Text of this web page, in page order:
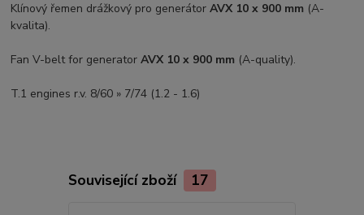
Klínový řemen drážkový pro generátorAVX 10 x 900 mm (A-
kvalita).
Fan V-belt for generatorAVX 10 x 900 mm (A-quality).
T.1 engines r.v. 8/60 » 7/74 (1.2 - 1.6)
Související zboží 17